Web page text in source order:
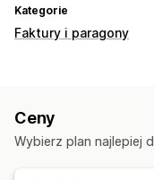
Kategorie
Faktury i paragony
Ceny
Wybierz plan najlepiej